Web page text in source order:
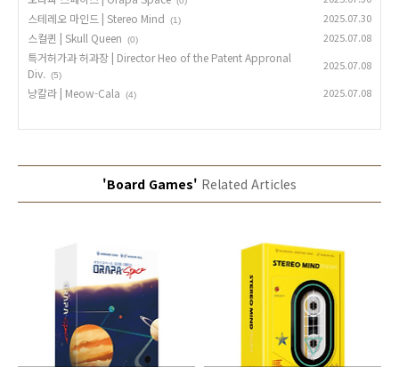
스테레오 마인드 | Stereo Mind (1) 2025.07.30
스컬퀸 | Skull Queen (0) 2025.07.08
특거허가과 허과장 | Director Heo of the Patent Appronal
Div.
(5)
2025.07.08
냥칼라 | Meow-Cala (4) 2025.07.08
'Board Games' Related Articles